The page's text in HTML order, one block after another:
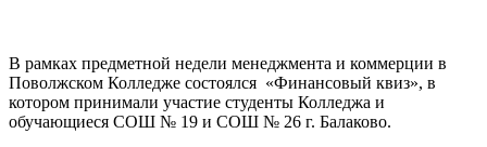
В рамках предметной недели менеджмента и коммерции в
Поволжском Колледже состоялся «Финансовый квиз», в
котором принимали участие студенты Колледжа и
обучающиеся СОШ № 19 и СОШ № 26 г. Балаково.